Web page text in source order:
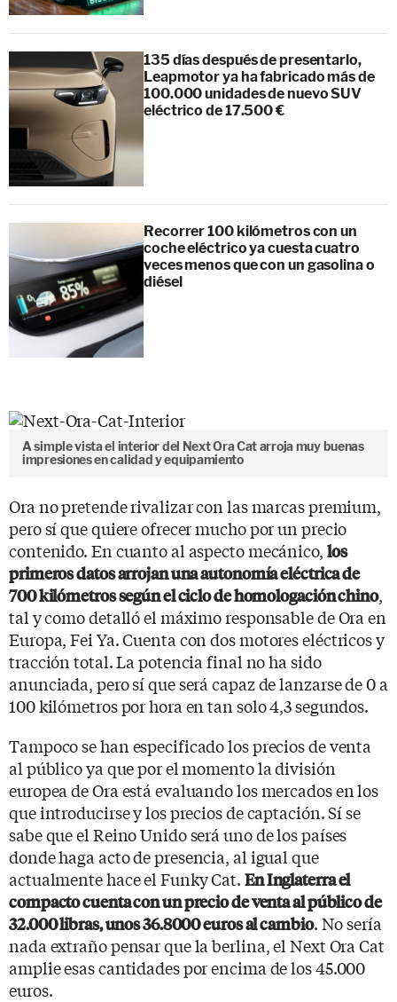
135 días después de presentarlo,
Leapmotor ya ha fabricado más de
100.000 unidades de nuevo SUV
eléctrico de 17.500 €
Recorrer 100 kilómetros con un
coche eléctrico ya cuesta cuatro
veces menos que con un gasolina o
diésel
A simple vista el interior del Next Ora Cat arroja muy buenas
impresiones en calidad y equipamiento
Ora no pretende rivalizar con las marcas premium,
pero sí que quiere ofrecer mucho por un precio
contenido. En cuanto al aspecto mecánico, los
primeros datos arrojan una autonomía eléctrica de
700 kilómetros según el ciclo de homologación chino,
tal y como detalló el máximo responsable de Ora en
Europa, Fei Ya. Cuenta con dos motores eléctricos y
tracción total. La potencia final no ha sido
anunciada, pero sí que será capaz de lanzarse de 0 a
100 kilómetros por hora en tan solo 4,3 segundos.
Tampoco se han especificado los precios de venta
al público ya que por el momento la división
europea de Ora está evaluando los mercados en los
que introducirse y los precios de captación. Sí se
sabe que el Reino Unido será uno de los países
donde haga acto de presencia, al igual que
actualmente hace el Funky Cat. En Inglaterra el
compacto cuenta con un precio de venta al público de
32.000 libras, unos 36.8000 euros al cambio. No sería
nada extraño pensar que la berlina, el Next Ora Cat
amplie esas cantidades por encima de los 45.000
euros.